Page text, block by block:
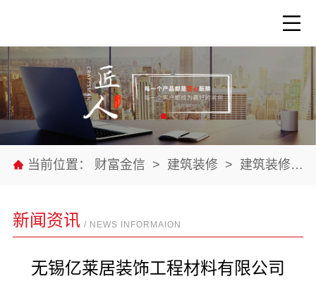
当前位置： 财富金信 > 建筑装修 > 建筑装修材料
新闻资讯 / NEWS INFORMAION
无锡亿莱居装饰工程材料有限公司